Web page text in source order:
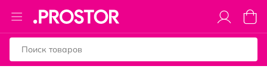
Toggle
Nav
Моя